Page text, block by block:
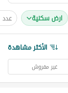
ارض سكنية
الأكثر مشاهدة
غير مفروش